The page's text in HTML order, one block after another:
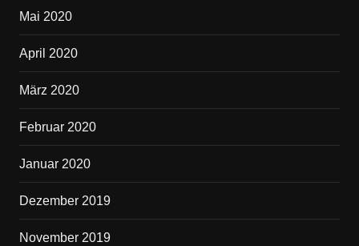
Mai 2020
April 2020
März 2020
Februar 2020
Januar 2020
Dezember 2019
November 2019